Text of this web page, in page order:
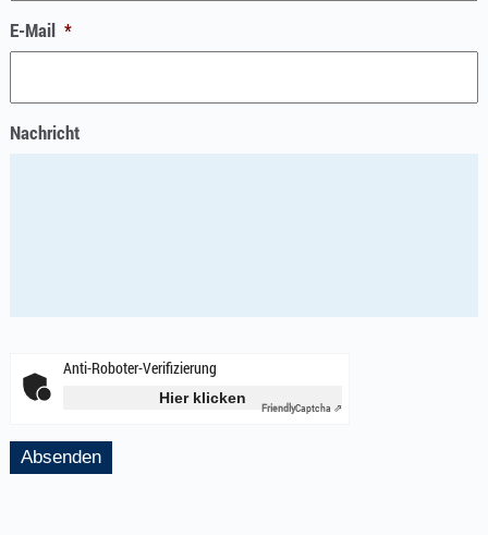
E-Mail *
Nachricht
Anti-Roboter-Verifizierung
Hier klicken
FriendlyCaptcha ⇗
Absenden